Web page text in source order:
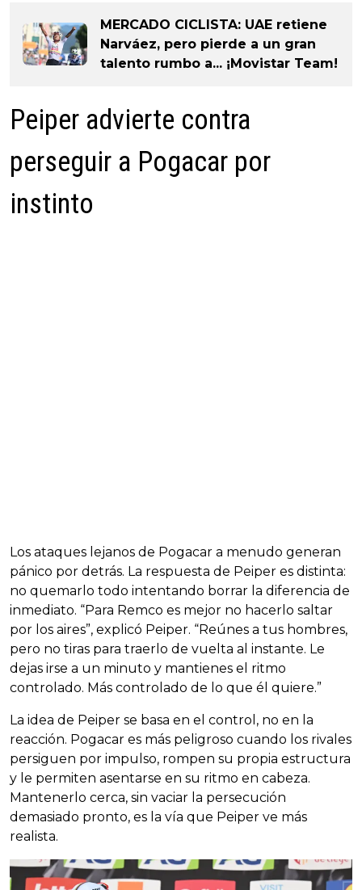
MERCADO CICLISTA: UAE retiene
Narváez, pero pierde a un gran
talento rumbo a... ¡Movistar Team!
Peiper advierte contra
perseguir a Pogacar por
instinto
Los ataques lejanos de Pogacar a menudo generan
pánico por detrás. La respuesta de Peiper es distinta:
no quemarlo todo intentando borrar la diferencia de
inmediato. “Para Remco es mejor no hacerlo saltar
por los aires”, explicó Peiper. “Reúnes a tus hombres,
pero no tiras para traerlo de vuelta al instante. Le
dejas irse a un minuto y mantienes el ritmo
controlado. Más controlado de lo que él quiere.”
La idea de Peiper se basa en el control, no en la
reacción. Pogacar es más peligroso cuando los rivales
persiguen por impulso, rompen su propia estructura
y le permiten asentarse en su ritmo en cabeza.
Mantenerlo cerca, sin vaciar la persecución
demasiado pronto, es la vía que Peiper ve más
realista.